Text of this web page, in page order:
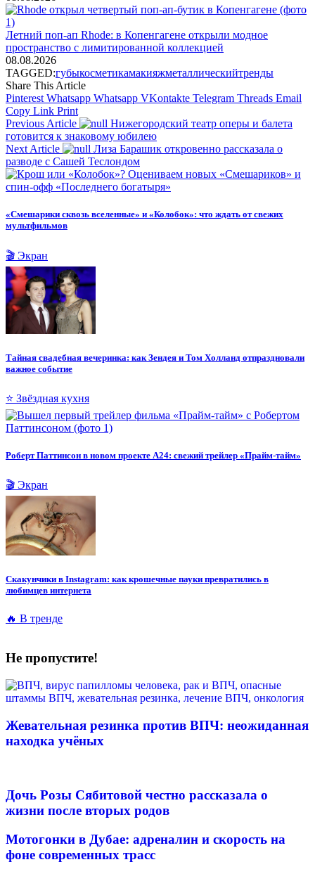
Летний поп-ап Rhode: в Копенгагене открыли модное
пространство с лимитированной коллекцией
08.08.2026
TAGGED:губыкосметикамакияжметаллическийтренды
Share This Article
Pinterest Whatsapp Whatsapp VKontakte Telegram Threads Email
Copy Link Print
Previous Article
Нижегородский театр оперы и балета
готовится к знаковому юбилею
Next Article
Лиза Барашик откровенно рассказала о
разводе с Сашей Теслондом
«Смешарики сквозь вселенные» и «Колобок»: что ждать от свежих
мультфильмов
🎬 Экран
Тайная свадебная вечеринка: как Зендея и Том Холланд отпраздновали
важное событие
⭐ Звёздная кухня
Роберт Паттинсон в новом проекте A24: свежий трейлер «Прайм-тайм»
🎬 Экран
Скакунчики в Instagram: как крошечные пауки превратились в
любимцев интернета
🔥 В тренде
Не пропустите!
Жевательная резинка против ВПЧ: неожиданная
находка учёных
Дочь Розы Сябитовой честно рассказала о
жизни после вторых родов
Мотогонки в Дубае: адреналин и скорость на
фоне современных трасс